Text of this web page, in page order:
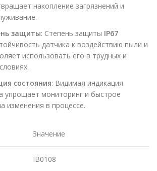
накопление загрязнений и
защиты: Степень защиты IP67
датчика к воздействию пыли и
использовать его в трудных и
состояния: Видимая индикация
упрощает мониторинг и быстрое
изменения в процессе.
Значение
IB0108